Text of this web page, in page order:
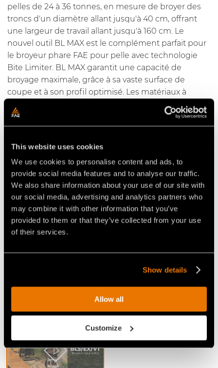
This website uses cookies
We use cookies to personalise content and ads, to
provide social media features and to analyse our traffic.
We also share information about your use of our site with
our social media, advertising and analytics partners who
may combine it with other information that you’ve
provided to them or that they’ve collected from your use
of their services.
Show details
Allow all
Customize
pelles de 24 à 36 tonnes, en mesure de broyer des
troncs d'un diamètre allant jusqu'à 40 cm, offrant
une largeur de travail allant jusqu'à 160 cm. Le
nouvel outil BL MAX est le complément parfait pour
le broyeur phare FAE pour pelle avec technologie
Bite Limiter. BL MAX garantit une capacité de
broyage maximale, grâce à sa vaste surface de
coupe et à son profil optimisé. Les matériaux à
haute résistance, les traitements thermiques
spécifiques et la possibilité d'aiguiser l'outil
maximisent sa durée de vie. Le rotor avec
spéciaux en acier antiusure, qui limitent la
profondeur d'action desoutils. Cela permet de
réduire la demande de puissance et de favoriser
une vitesse de travail constante, en obtenant des
performances exceptionnelles lors du broyage de
tous les types de bois. Ce broyeur est la solution
idéale en cas de nécessité d'une grande capacité de
broyage et d'une vitesse d'intervention élevée pour
la gestion de la végétation dans les zones boisées.
Video Broyeurs pour pelles